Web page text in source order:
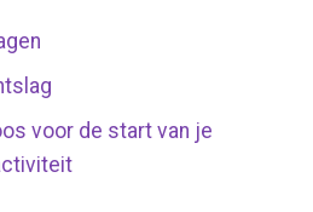
voor de start van je